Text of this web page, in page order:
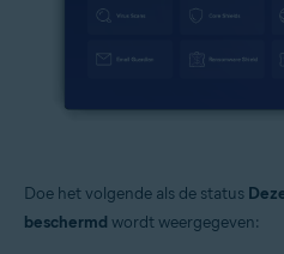
Doe het volgende als de status
beschermd wordt weergegeven: